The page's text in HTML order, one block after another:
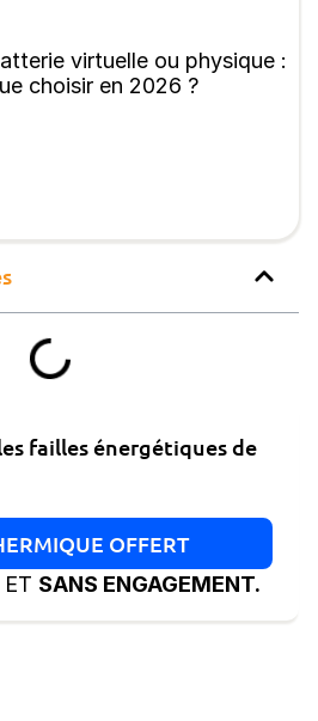
virtuelle ou physique :
choisir en 2026 ?
failles énergétiques de
OFFERT
ET SANS ENGAGEMENT.